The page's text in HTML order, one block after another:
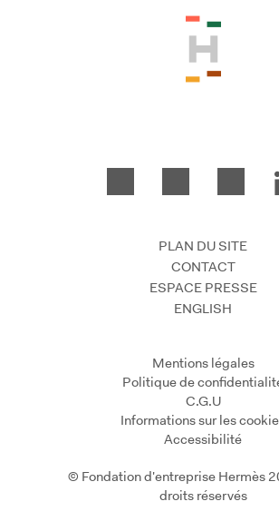
PLAN DU SITE
CONTACT
ESPACE PRESSE
ENGLISH
Mentions légales
Politique de
C.G.U
Informations sur les
Accessibilité
© Fondation d'entreprise Hermès
droits réservés